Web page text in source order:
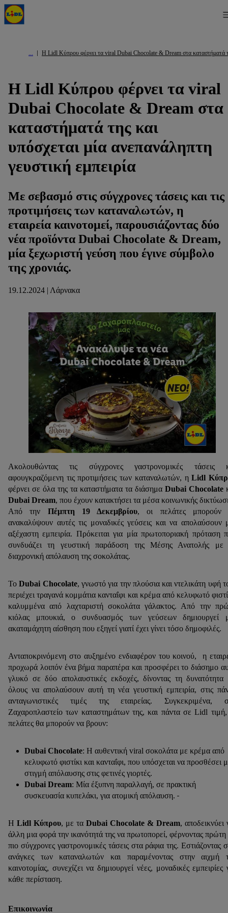
Η Lidl Κύπρου φέρνει τα viral Dubai Chocolate & Dream στα καταστήματά
Η Lidl Κύπρου φέρνει τα viral
Dubai Chocolate & Dream στα
καταστήματά της και
υπόσχεται μία ανεπανάληπτη
γευστική εμπειρία
Με σεβασμό στις σύγχρονες τάσεις και τις
προτιμήσεις των καταναλωτών, η
εταιρεία καινοτομεί, παρουσιάζοντας δύο
νέα προϊόντα Dubai Chocolate & Dream,
μία ξεχωριστή γεύση που έγινε σύμβολο
της χρονιάς.
19.12.2024 | Λάρνακα
Ακολουθώντας τις σύγχρονες γαστρονομικές τάσεις
αφουγκραζόμενη τις προτιμήσεις των καταναλωτών, ηLidl
φέρνει σε όλα της τα καταστήματα τα διάσημα Dubai Chocolate
Dubai Dream, που έχουν κατακτήσει τα μέσα κοινωνικής
Από την Πέμπτη 19 Δεκεμβρίου, οι πελάτες μπορούν
ανακαλύψουν αυτές τις μοναδικές γεύσεις και να απολαύσουν
αξέχαστη εμπειρία. Πρόκειται για μία πρωτοποριακή πρόταση
συνδυάζει τη γευστική παράδοση της Μέσης Ανατολής με
διαχρονική απόλαυση της σοκολάτας.
ΤοDubai Chocolate, γνωστό για την πλούσια και ντελικάτη υφή
περιέχει τραγανά κομμάτια κανταΐφι και κρέμα από κελυφωτό
καλυμμένα από λαχταριστή σοκολάτα γάλακτος. Από την
κιόλας μπουκιά, ο συνδυασμός των γεύσεων δημιουργεί
ακαταμάχητη αίσθηση που εξηγεί γιατί έχει γίνει τόσο δημοφιλές.
Ανταποκρινόμενη στο αυξημένο ενδιαφέρον του κοινού, η
προχωρά λοιπόν ένα βήμα παραπέρα και προσφέρει το διάσημο
γλυκό σε δύο απολαυστικές εκδοχές, δίνοντας τη δυνατότητα
όλους να απολαύσουν αυτή τη νέα γευστική εμπειρία, στις
ανταγωνιστικές τιμές της εταιρείας. Συγκεκριμένα,
Ζαχαροπλαστείο των καταστημάτων της, και πάντα σε Lidl τιμή,
πελάτες θα μπορούν να βρουν:
Dubai Chocolate: Η αυθεντική viral σοκολάτα με κρέμα από
κελυφωτό φιστίκι και κανταΐφι, που υπόσχεται να προσθέσει
στιγμή απόλαυσης στις φετινές γιορτές.
Dubai Dream: Μία έξυπνη παραλλαγή, σε πρακτική
συσκευασία κυπελάκι, για ατομική απόλαυση.
Η Lidl Κύπρου, με τα Dubai Chocolate & Dream, αποδεικνύει
άλλη μια φορά την ικανότητά της να πρωτοπορεί, φέρνοντας πρώτη
πιο σύγχρονες γαστρονομικές τάσεις στα ράφια της. Εστιάζοντας
ανάγκες των καταναλωτών και παραμένοντας στην αιχμή
καινοτομίας, συνεχίζει να δημιουργεί νέες, μοναδικές εμπειρίες
κάθε περίσταση.
Επικοινωνία